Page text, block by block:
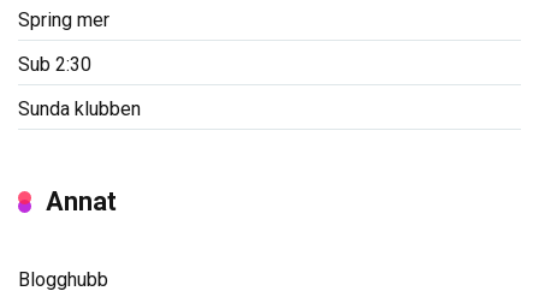
Spring mer
Sub 2:30
Sunda klubben
Annat
Blogghubb